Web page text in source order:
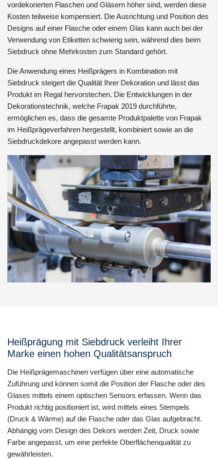
vordekorierten Flaschen und Gläsern höher sind, werden diese
Kosten teilweise kompensiert. Die Ausrichtung und Position des
Designs auf einer Flasche oder einem Glas kann auch bei der
Verwendung von Etiketten schwierig sein, während dies beim
Siebdruck ohne Mehrkosten zum Standard gehört.
Die Anwendung eines Heißprägers in Kombination mit
Siebdruck steigert die Qualität Ihrer Dekoration und lässt das
Produkt im Regal hervorstechen. Die Entwicklungen in der
Dekorationstechnik, welche Frapak 2019 durchführte,
ermöglichen es, dass die gesamte Produktpalette von Frapak
im Heißprägeverfahren hergestellt, kombiniert sowie an die
Siebdruckdekore angepasst werden kann.
Heißprägung mit Siebdruck verleiht Ihrer
Marke einen hohen Qualitätsanspruch
Die Heißprägemaschinen verfügen über eine automatische
Zuführung und können somit die Position der Flasche oder des
Glases mittels einem optischen Sensors erfassen. Wenn das
Produkt richtig positioniert ist, wird mittels eines Stempels
(Druck & Wärme) auf die Flasche oder das Glas aufgebracht.
Abhängig vom Design des Dekors werden Zeit, Druck sowie
Farbe angepasst, um eine perfekte Oberflächenqualität zu
gewährleisten.